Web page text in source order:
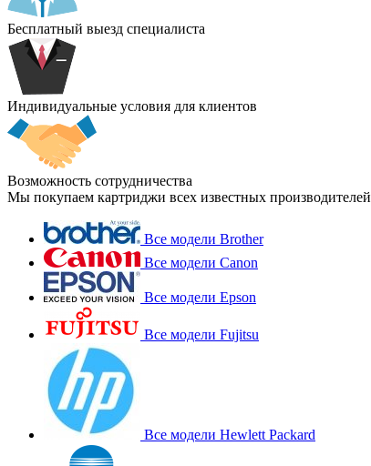
Бесплатный выезд специалиста
Индивидуальные условия для клиентов
Возможность сотрудничества
Мы покупаем картриджи всех известных производителей
Все модели Brother
Все модели Canon
Все модели Epson
Все модели Fujitsu
Все модели Hewlett Packard